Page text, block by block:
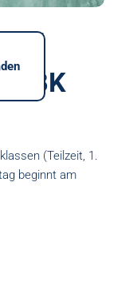
AUS DEN
TBK
(Teilzeit, 1.
beginnt am